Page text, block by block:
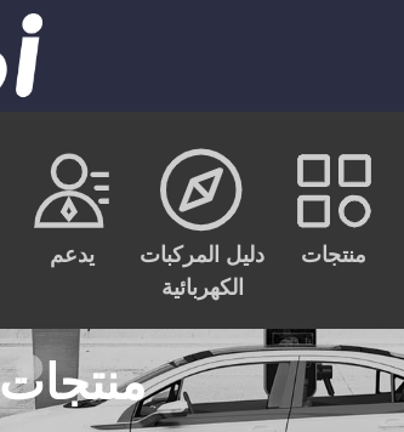
منتجات
دليل المركبات
الكهربائية
يدعم
منتجات